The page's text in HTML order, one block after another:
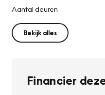
Aantal deuren
Bekijk alles
Financier